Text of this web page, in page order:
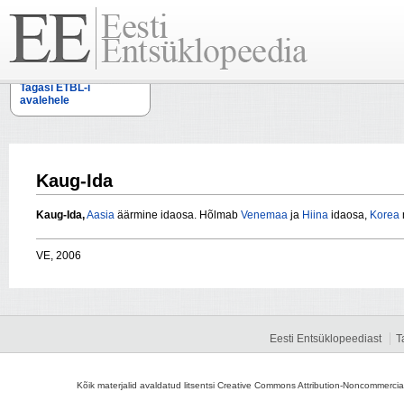
Tagasi ETBL-i
avalehele
Kaug-Ida
Kaug-Ida,Aasia äärmine idaosa. Hõlmab Venemaa ja Hiina idaosa, Korea
VE, 2006
Eesti Entsüklopeediast
Kõik materjalid avaldatud litsentsi Creative Commons Attribution-